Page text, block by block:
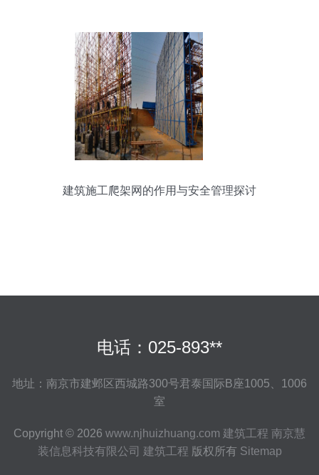
建筑施工爬架网的作用与安全管理探讨
电话：025-893**
地址：南京市建邺区西城路300号君泰国际B座1005、1006
室
Copyright © 2026 www.njhuizhuang.com 建筑工程 南京慧
装信息科技有限公司 建筑工程 版权所有 Sitemap